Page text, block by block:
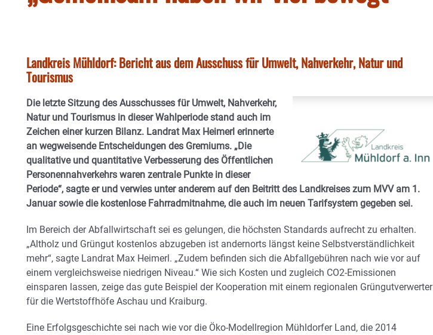
Landkreis Mühldorf: Bericht aus dem Ausschuss für Umwelt, Nahverkehr, Natur und
Tourismus
Die letzte Sitzung des Ausschusses für Umwelt, Nahverkehr,
Natur und Tourismus in dieser Wahlperiode stand auch im
Zeichen einer kurzen Bilanz. Landrat Max Heimerl erinnerte
an wegweisende Entscheidungen des Gremiums. „Die
qualitative und quantitative Verbesserung des Öffentlichen
Personennahverkehrs waren zentrale Punkte in dieser
Periode“, sagte er und verwies unter anderem auf den Beitritt des Landkreises zum MVV am 1.
Januar sowie die kostenlose Fahrradmitnahme, die auch im neuen Tarifsystem gegeben sei.
Im Bereich der Abfallwirtschaft sei es gelungen, die höchsten Standards aufrecht zu erhalten.
„Altholz und Grüngut kostenlos abzugeben ist andernorts längst keine Selbstverständlichkeit
mehr“, sagte Landrat Max Heimerl. „Zudem befinden sich die Abfallgebühren nach wie vor auf
einem vergleichsweise niedrigen Niveau.“ Wie sich Kosten und zugleich CO2-Emissionen
einsparen lassen, zeige das gute Beispiel der Kooperation mit einem regionalen Grüngutverwerter
für die Wertstoffhöfe Aschau und Kraiburg.
Eine Erfolgsgeschichte sei nach wie vor die Öko-Modellregion Mühldorfer Land, die 2014